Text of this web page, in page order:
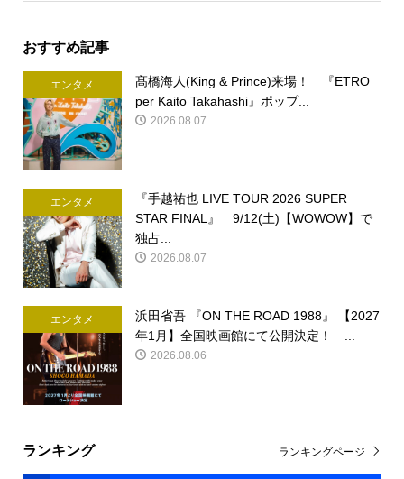
おすすめ記事
エンタメ
髙橋海人(King & Prince)来場！ 『ETRO
per Kaito Takahashi』ポップ...
2026.08.07
エンタメ
『手越祐也 LIVE TOUR 2026 SUPER
STAR FINAL』 9/12(土)【WOWOW】で
独占...
2026.08.07
エンタメ
浜田省吾 『ON THE ROAD 1988』 【2027
年1月】全国映画館にて公開決定！ ...
2026.08.06
ランキング ランキングページ